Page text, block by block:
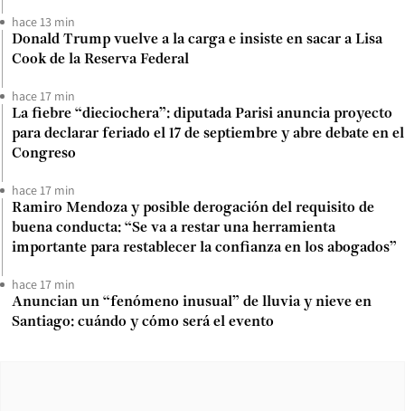
hace 13 min
Donald Trump vuelve a la carga e insiste en sacar a Lisa
Cook de la Reserva Federal
hace 17 min
La fiebre “dieciochera”: diputada Parisi anuncia proyecto
para declarar feriado el 17 de septiembre y abre debate en el
Congreso
hace 17 min
Ramiro Mendoza y posible derogación del requisito de
buena conducta: “Se va a restar una herramienta
importante para restablecer la confianza en los abogados”
hace 17 min
Anuncian un “fenómeno inusual” de lluvia y nieve en
Santiago: cuándo y cómo será el evento